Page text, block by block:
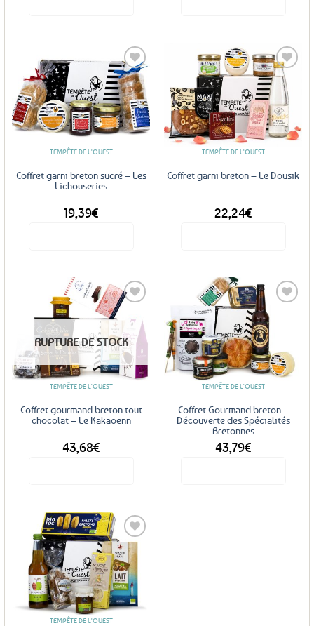
Ajouter
aux
favoris
TEMPÊTE DE L'OUEST
Coffret garni breton sucré – Les
Lichouseries
19,39€
Ajouter
aux
favoris
TEMPÊTE DE L'OUEST
Coffret garni breton – Le Dousik
22,24€
Ajouter
aux
favoris
RUPTURE DE STOCK
TEMPÊTE DE L'OUEST
Coffret gourmand breton tout
chocolat – Le Kakaoenn
43,68€
favoris
TEMPÊTE DE L'OUEST
Coffret Gourmand breton –
Découverte des Spécialités
Bretonnes
43,79€
Ajouter
aux
favoris
TEMPÊTE DE L'OUEST